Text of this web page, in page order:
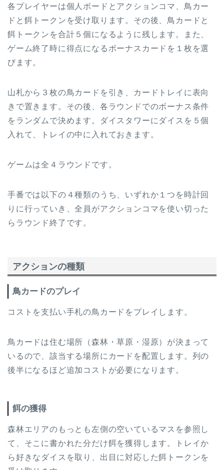
各プレイヤーは個人ボードとアクションコマ、鳥カー
ドと餌トークンを受け取ります。その後、鳥カードと
餌トークンを合計５個になるように残します。また、
ゲーム終了時に得点になるボーナスカードを１枚を選
びます。
山札から３枚の鳥カードを引き、カードトレイに表向
きで置きます。その後、各ラウンドでのボーナス条件
をランダムで決めます。ダイスタワーにダイスを５個
入れて、トレイの中に入れておきます。
ゲームは全４ラウンドです。
手番では以下の４種類のうち、いずれか１つを時計回
りに行っていき、全員がアクションコマを使い切った
らラウンド終了です。
アクションの種類
鳥カードのプレイ
コストを支払い手札の鳥カードをプレイします。
鳥カードは住む場所（森林・草原・湿原）が決まって
いるので、該当する場所にカードを配置します。列の
後半になるほど追加コストが必要になります。
餌の獲得
森林エリアのもっとも左側の空いているマスを参照し
て、そこに書かれた分だけ餌を獲得します。トレイか
ら好きなダイスを取り、出目に対応した餌トークンを